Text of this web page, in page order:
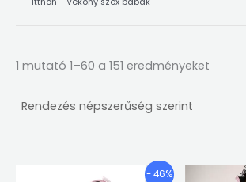
1 mutató 1–60 a 151 eredményeket
- 46%
Árkategória:
Ennek